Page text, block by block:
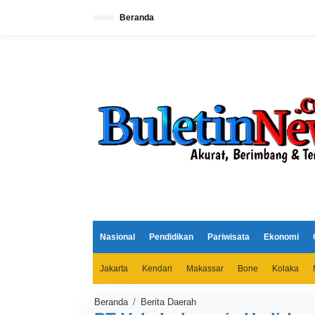
Beranda
Nasional Pendidikan Pariwisata Ekonomi
Jakarta Kendari Makassar Bone Kolaka
Beranda / Berita Daerah